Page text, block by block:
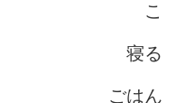
こ
寝る
ごはん